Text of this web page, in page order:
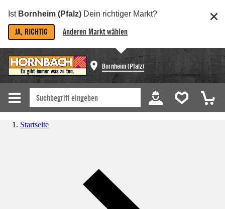
Ist Bornheim (Pfalz) Dein richtiger Markt?
JA, RICHTIG Anderen Markt wählen
Bornheim (Pfalz)
Startseite